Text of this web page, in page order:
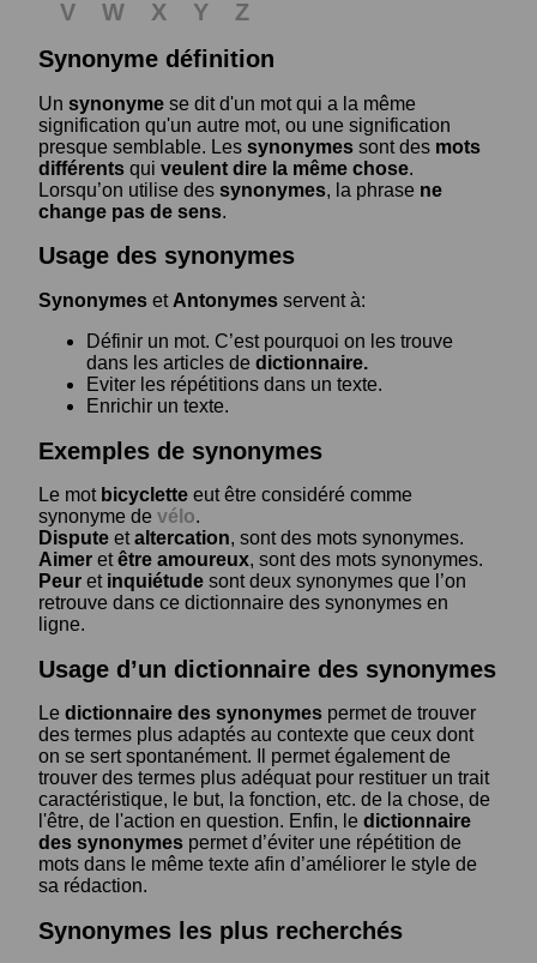
V W X Y
Z
Synonyme définition
Un synonyme se dit d'un mot qui a la même
signification qu'un autre mot, ou une signification
presque semblable. Les synonymes sont des mots
différents qui veulent dire la même chose.
Lorsqu’on utilise des synonymes, la phrase ne
change pas de sens.
Usage des synonymes
Synonymes et Antonymes servent à:
Définir un mot. C’est pourquoi on les trouve
dans les articles de dictionnaire.
Eviter les répétitions dans un texte.
Enrichir un texte.
Exemples de synonymes
Le mot bicyclette eut être considéré comme
synonyme de vélo.
Dispute etaltercation, sont des mots synonymes.
Aimer etêtre amoureux, sont des mots synonymes.
Peur et inquiétude sont deux synonymes que l’on
retrouve dans ce dictionnaire des synonymes en
ligne.
Usage d’un dictionnaire des synonymes
Le dictionnaire des synonymes permet de trouver
des termes plus adaptés au contexte que ceux dont
on se sert spontanément. Il permet également de
trouver des termes plus adéquat pour restituer un trait
caractéristique, le but, la fonction, etc. de la chose, de
l'être, de l'action en question. Enfin, le dictionnaire
des synonymes permet d’éviter une répétition de
mots dans le même texte afin d’améliorer le style de
sa rédaction.
Synonymes les plus recherchés